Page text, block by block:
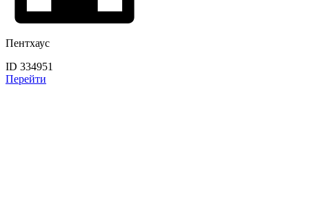
Пентхаус
ID 334951
Перейти